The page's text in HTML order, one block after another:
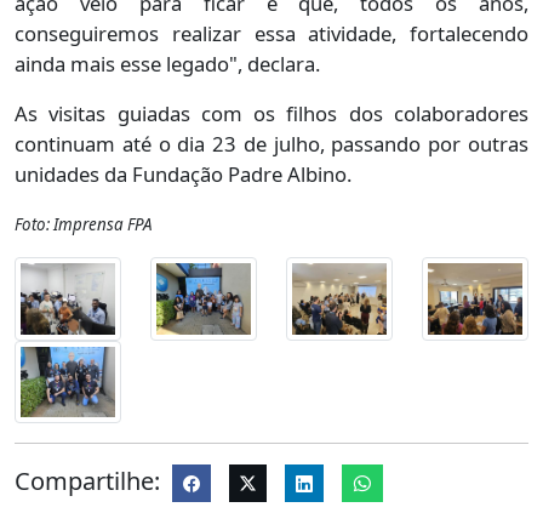
conseguiremos realizar essa atividade, fortalecendo
ainda mais esse legado", declara.
As visitas guiadas com os filhos dos colaboradores
continuam até o dia 23 de julho, passando por outras
unidades da Fundação Padre Albino.
Foto: Imprensa FPA
Compartilhe: